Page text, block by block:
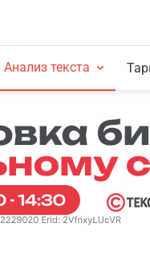
Анализ текста